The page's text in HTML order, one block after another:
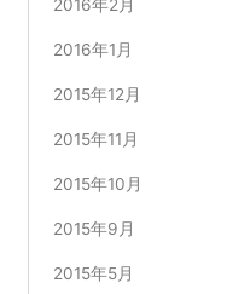
2016年2月
2016年1月
2015年12月
2015年11月
2015年10月
2015年9月
2015年5月